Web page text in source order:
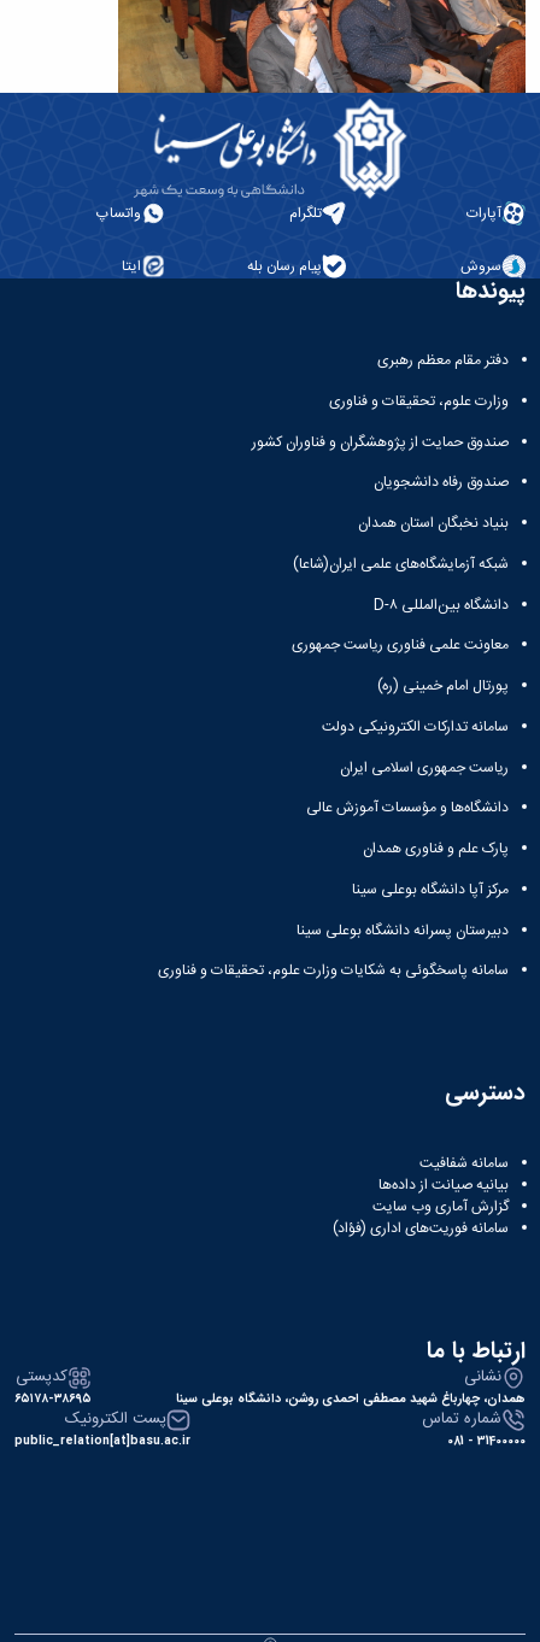
آپارات تلگرام واتساپ
سروش پیام رسان بله ایتا
پیوندها
دفتر مقام معظم رهبری
وزارت علوم، تحقیقات و فناوری
صندوق حمایت از پژوهشگران و فناوران کشور
صندوق رفاه دانشجویان
بنیاد نخبگان استان همدان
شبکه آزمایشگاه‌های علمی ایران(شاعا)
دانشگاه بین‌المللی D-۸
معاونت علمی فناوری ریاست جمهوری
پورتال امام خمینی (ره)
سامانه تدارکات الکترونیکی دولت
ریاست جمهوری اسلامی ایران
دانشگاه‌ها و مؤسسات آموزش عالی
پارک علم و فناوری همدان
مرکز آپا دانشگاه بوعلی سینا
دبیرستان پسرانه دانشگاه بوعلی سینا
سامانه پاسخگوئی به شکایات وزارت علوم، تحقیقات و فناوری
دسترسی
سامانه شفافیت
بیانیه صیانت از داده‌ها
گزارش آماری وب‌ سایت
سامانه فوریت‌های اداری (فؤاد)
ارتباط با ما
نشانی
همدان، چهارباغ شهید مصطفی احمدی روشن، دانشگاه بوعلی سینا
کدپستی
۶۵۱۷۸-۳۸۶۹۵
شماره تماس
31400000 - 081
پست الکترونیک
public_relation[at]basu.ac.ir